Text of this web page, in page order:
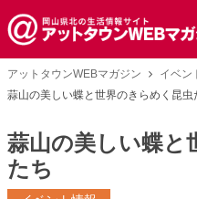
アットタウンWEBマガジン
イベン
蒜山の美しい蝶と世界のきらめく昆虫
蒜山の美しい蝶と
たち